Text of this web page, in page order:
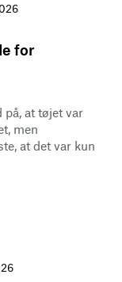
for
på, at tøjet var
men
at det var kun